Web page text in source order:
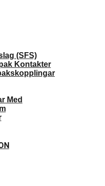
(SFS)
Kontakter
Med